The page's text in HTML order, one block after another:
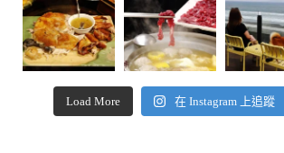
Load More 在 Instagram 上追蹤